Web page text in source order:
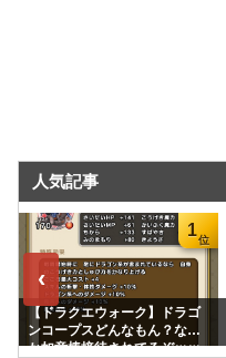
人気記事
‹
1
【ドラクエウォーク】ドラゴ
ンコープスどんなもん？なん
か如意棒接待されてるぞｗｗ